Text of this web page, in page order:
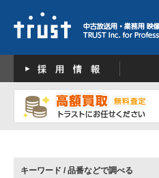
キーワード / 品番などで調べる